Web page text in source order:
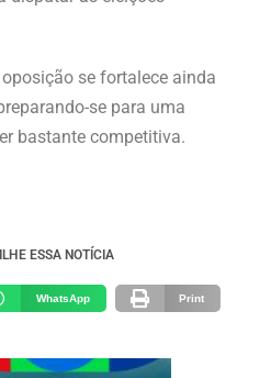
se fortalece ainda
se para uma
bastante competitiva.
ESSA NOTÍCIA
WhatsApp Print